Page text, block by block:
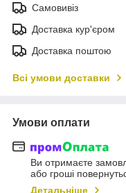
Самовивіз
Доставка кур'єром
Доставка поштою
Всі умови доставки
Умови оплати
Ви отримаєте
або гроші
Детальніше